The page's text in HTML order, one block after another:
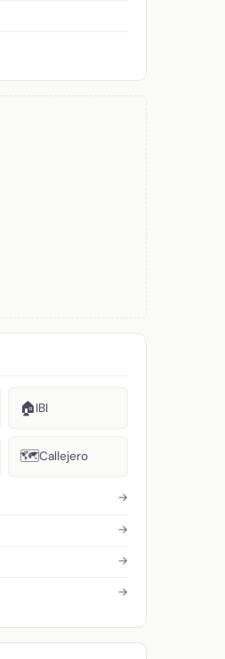
🏠IBI
🗺️Callejero
→
→
→
→